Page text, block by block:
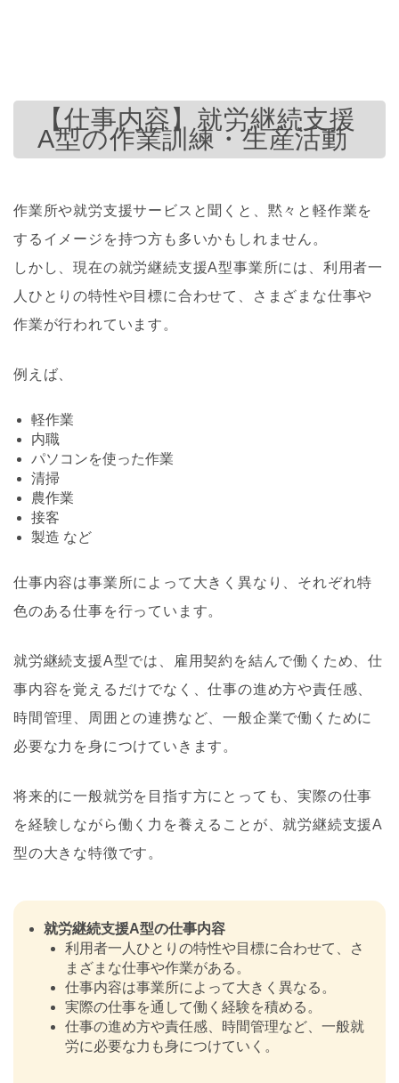
【仕事内容】就労継続支援
A型の作業訓練・生産活動
作業所や就労支援サービスと聞くと、黙々と軽作業を
するイメージを持つ方も多いかもしれません。
しかし、現在の就労継続支援A型事業所には、利用者一
人ひとりの特性や目標に合わせて、さまざまな仕事や
作業が行われています。
例えば、
軽作業
内職
パソコンを使った作業
清掃
農作業
接客
製造 など
仕事内容は事業所によって大きく異なり、それぞれ特
色のある仕事を行っています。
就労継続支援A型では、雇用契約を結んで働くため、仕
事内容を覚えるだけでなく、仕事の進め方や責任感、
時間管理、周囲との連携など、一般企業で働くために
必要な力を身につけていきます。
将来的に一般就労を目指す方にとっても、実際の仕事
を経験しながら働く力を養えることが、就労継続支援A
型の大きな特徴です。
就労継続支援A型の仕事内容
利用者一人ひとりの特性や目標に合わせて、さ
まざまな仕事や作業がある。
仕事内容は事業所によって大きく異なる。
実際の仕事を通して働く経験を積める。
仕事の進め方や責任感、時間管理など、一般就
労に必要な力も身につけていく。